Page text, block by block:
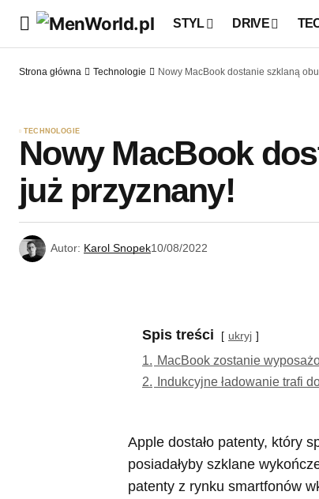
STYL DRIVE
Strona główna Technologie Nowy MacBook dostanie szklaną
TECHNOLOGIE
Nowy MacBook
już przyznany!
Autor: Karol Snopek10/08/2022
Spis treści ukryj
1. MacBook zostanie
2.
Indukcyjne ładowanie trafi
Apple dostało patenty, który
posiadałyby szklane
patenty z rynku smartfonów